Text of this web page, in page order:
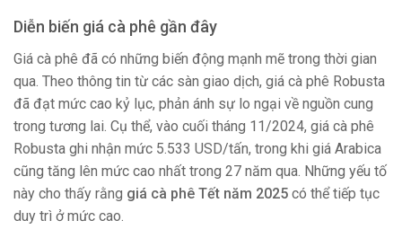
Diễn biến giá cà phê gần đây
Giá cà phê đã có những biến động mạnh mẽ trong thời gian
qua. Theo thông tin từ các sàn giao dịch, giá cà phê Robusta
đã đạt mức cao kỷ lục, phản ánh sự lo ngại về nguồn cung
trong tương lai. Cụ thể, vào cuối tháng 11/2024, giá cà phê
Robusta ghi nhận mức 5.533 USD/tấn, trong khi giá Arabica
cũng tăng lên mức cao nhất trong 27 năm qua. Những yếu tố
này cho thấy rằng giá cà phê Tết năm 2025 có thể tiếp tục
duy trì ở mức cao.